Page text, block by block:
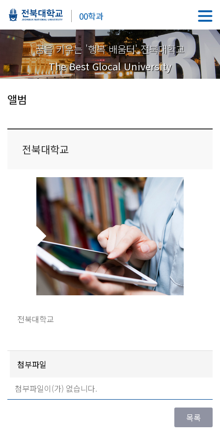
00학과
꿈을 키우는 '행복 배움터' 전북대학교
The Best Glocal University
앨범
전북대학교
전북대학교
첨부파일
첨부파일이(가) 없습니다.